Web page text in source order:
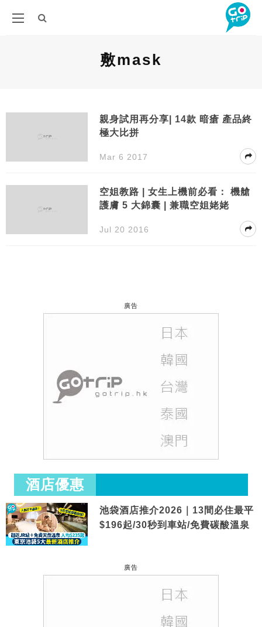
敷mask
親身試用再分享| 14款 暗瘡 產品終
極大比拼
Mar 6 2017
空姐教路 | 女生上機前必看： 機艙
護膚 5 大錦囊 | 兼職空姐姥姥
Jul 20 2016
廣告
酒店優惠
池袋酒店推介2026｜13間必住最平
$196起/30秒到車站/免費碳酸溫泉
廣告